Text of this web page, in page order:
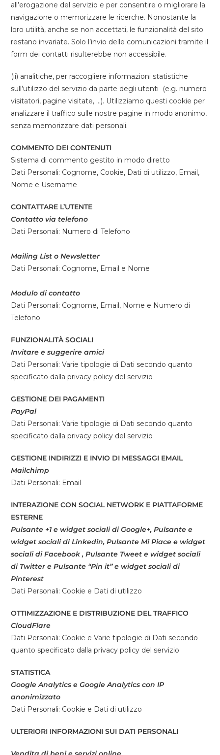
all’erogazione del servizio e per consentire o migliorare la
navigazione o memorizzare le ricerche. Nonostante la
loro utilità, anche se non accettati, le funzionalità del sito
restano invariate. Solo l’invio delle comunicazioni tramite il
form dei contatti risulterebbe non accessibile.
(ii) analitiche, per raccogliere informazioni statistiche
sull’utilizzo del servizio da parte degli utenti (e.g. numero
visitatori, pagine visitate, …). Utilizziamo questi cookie per
analizzare il traffico sulle nostre pagine in modo anonimo,
senza memorizzare dati personali.
COMMENTO DEI CONTENUTI
Sistema di commento gestito in modo diretto
Dati Personali: Cognome, Cookie, Dati di utilizzo, Email,
Nome e Username
CONTATTARE L’UTENTE
Contatto via telefono
Dati Personali: Numero di Telefono
Mailing List o Newsletter
Dati Personali: Cognome, Email e Nome
Modulo di contatto
Dati Personali: Cognome, Email, Nome e Numero di
Telefono
FUNZIONALITÀ SOCIALI
Invitare e suggerire amici
Dati Personali: Varie tipologie di Dati secondo quanto
specificato dalla privacy policy del servizio
GESTIONE DEI PAGAMENTI
PayPal
Dati Personali: Varie tipologie di Dati secondo quanto
specificato dalla privacy policy del servizio
GESTIONE INDIRIZZI E INVIO DI MESSAGGI EMAIL
Mailchimp
Dati Personali: Email
INTERAZIONE CON SOCIAL NETWORK E PIATTAFORME
ESTERNE
Pulsante +1 e widget sociali di Google+, Pulsante e
widget sociali di Linkedin, Pulsante Mi Piace e widget
sociali di Facebook , Pulsante Tweet e widget sociali
di Twitter e Pulsante “Pin it” e widget sociali di
Pinterest
Dati Personali: Cookie e Dati di utilizzo
OTTIMIZZAZIONE E DISTRIBUZIONE DEL TRAFFICO
CloudFlare
Dati Personali: Cookie e Varie tipologie di Dati secondo
quanto specificato dalla privacy policy del servizio
STATISTICA
Google Analytics e Google Analytics con IP
anonimizzato
Dati Personali: Cookie e Dati di utilizzo
ULTERIORI INFORMAZIONI SUI DATI PERSONALI